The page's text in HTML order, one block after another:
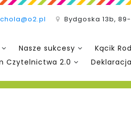
Bydgoska 13b,
Nasze sukcesy
Kącik
Czytelnictwa 2.0